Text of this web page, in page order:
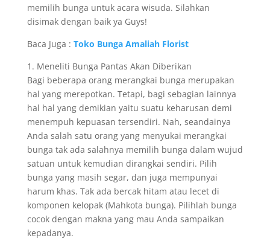
memilih bunga untuk acara wisuda. Silahkan
disimak dengan baik ya Guys!
Baca Juga : Toko Bunga Amaliah Florist
1. Meneliti Bunga Pantas Akan Diberikan
Bagi beberapa orang merangkai bunga merupakan
hal yang merepotkan. Tetapi, bagi sebagian lainnya
hal hal yang demikian yaitu suatu keharusan demi
menempuh kepuasan tersendiri. Nah, seandainya
Anda salah satu orang yang menyukai merangkai
bunga tak ada salahnya memilih bunga dalam wujud
satuan untuk kemudian dirangkai sendiri. Pilih
bunga yang masih segar, dan juga mempunyai
harum khas. Tak ada bercak hitam atau lecet di
komponen kelopak (Mahkota bunga). Pilihlah bunga
cocok dengan makna yang mau Anda sampaikan
kepadanya.